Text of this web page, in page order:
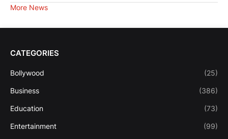
More News
CATEGORIES
Bollywood (25)
Business (386)
Education (73)
Entertainment (99)